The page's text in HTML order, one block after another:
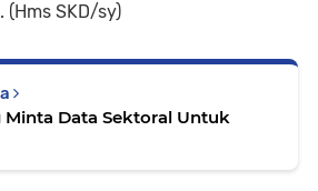
(Hms SKD/sy)
Data Sektoral Untuk